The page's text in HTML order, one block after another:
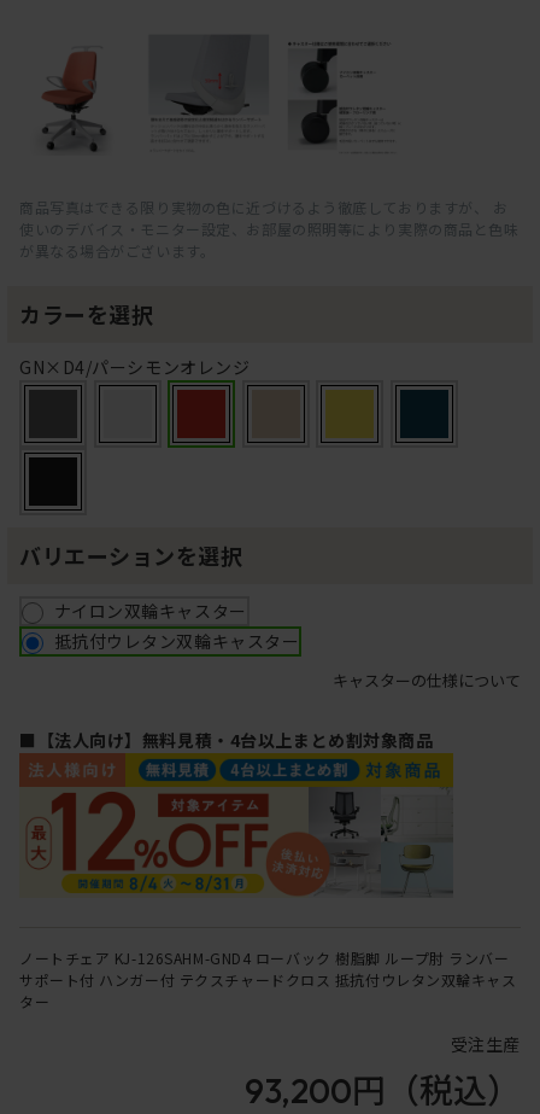
商品写真はできる限り実物の色に近づけるよう徹底しておりますが、 お
使いのデバイス・モニター設定、お部屋の照明等により実際の商品と色味
が異なる場合がございます。
カラーを選択
GN×D4/パーシモンオレンジ
バリエーションを選択
ナイロン双輪キャスター
抵抗付ウレタン双輪キャスター
キャスターの仕様について
■【法人向け】無料見積・4台以上まとめ割対象商品
ノートチェア KJ-126SAHM-GND4 ローバック 樹脂脚 ループ肘 ランバー
サポート付 ハンガー付 テクスチャードクロス 抵抗付ウレタン双輪キャス
ター
受注生産
93,200円 （税込）